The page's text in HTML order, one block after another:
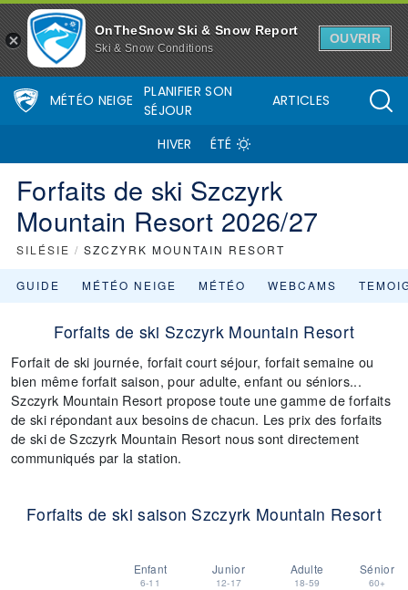
OnTheSnow Ski & Snow Report
Ski & Snow Conditions
OUVRIR
MÉTÉO NEIGE
PLANIFIER SON
SÉJOUR
ARTICLES
HIVER ÉTÉ
Forfaits de ski Szczyrk
Mountain Resort 2026/27
SILÉSIE / SZCZYRK MOUNTAIN RESORT
GUIDE MÉTÉO NEIGE MÉTÉO WEBCAMS
Forfaits de ski Szczyrk Mountain Resort
Forfait de ski journée, forfait court séjour, forfait semaine ou
bien même forfait saison, pour adulte, enfant ou séniors...
Szczyrk Mountain Resort propose toute une gamme de forfaits
de ski répondant aux besoins de chacun. Les prix des forfaits
de ski de Szczyrk Mountain Resort nous sont directement
communiqués par la station.
Forfaits de ski saison Szczyrk Mountain Resort
Enfant
6-11
Junior
12-17
Adulte
18-59
Sénior
60+